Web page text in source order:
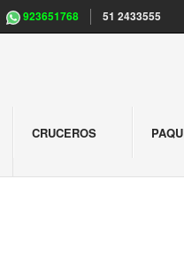
923651768 51 2433555
CRUCEROS